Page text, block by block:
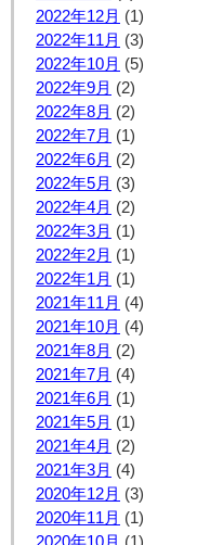
2022年12月 (1)
2022年11月 (3)
2022年10月 (5)
2022年9月 (2)
2022年8月 (2)
2022年7月 (1)
2022年6月 (2)
2022年5月 (3)
2022年4月 (2)
2022年3月 (1)
2022年2月 (1)
2022年1月 (1)
2021年11月 (4)
2021年10月 (4)
2021年8月 (2)
2021年7月 (4)
2021年6月 (1)
2021年5月 (1)
2021年4月 (2)
2021年3月 (4)
2020年12月 (3)
2020年11月 (1)